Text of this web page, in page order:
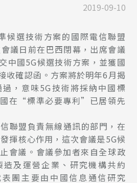
2019-09-10
選技術方案的國際電信聯盟
議日前在巴西閉幕，出席會議
中國5G候選技術方案，並獲國
收確認函。方案將於明年6月揭
，意味5G技術將採納中國標
在“標準必要專利”已居領先
盟負責無線通訊的部門，在
揮核心作用，這次會議是5G候
會議。會議參加者來自全球政
及運營企業、研究機構共約
團主要由中國信息通信研究